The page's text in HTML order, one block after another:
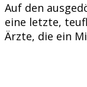
Auf den
eine letzte,
Ärzte, die ein